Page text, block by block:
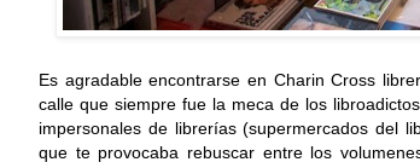
Es agradable encontrarse en Charin Cross
calle que siempre fue la meca de los
impersonales de librerías (supermercados del
que te provocaba rebuscar entre los